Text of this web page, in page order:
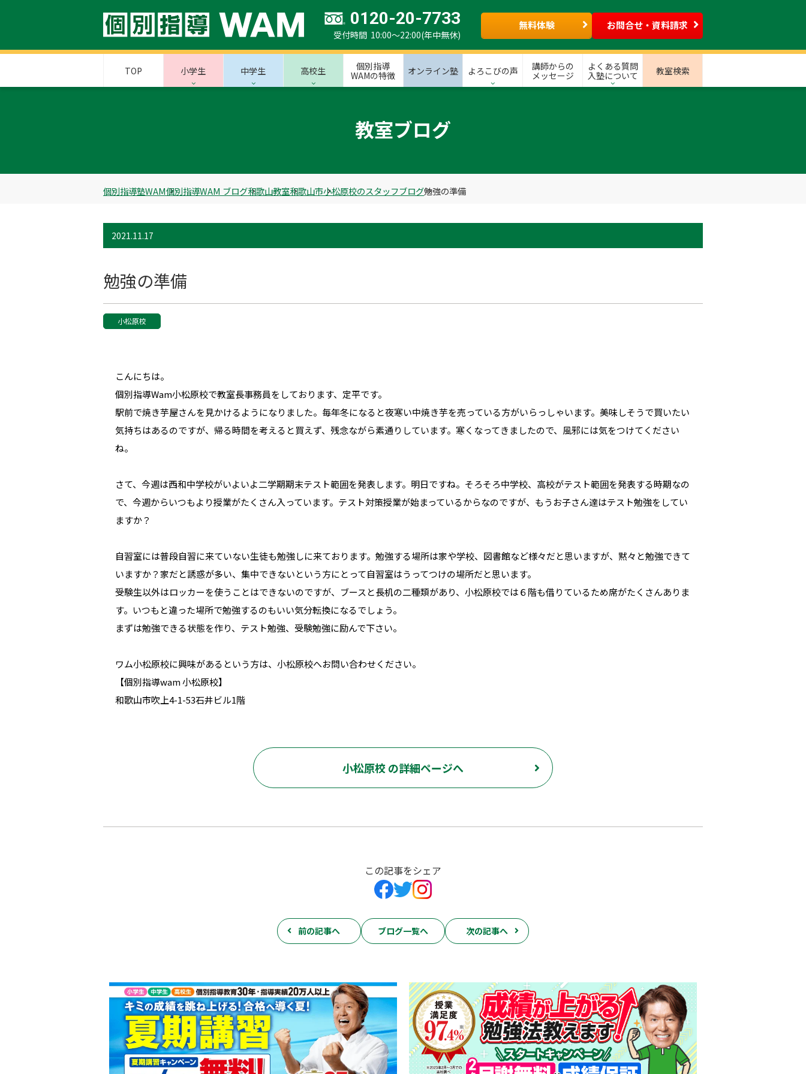
0120-20-7733
受付時間 10:00～22:00(年中無休)
無料体験 お問合せ・資料請求
TOP 小学生 中学生 高校生
個別指導
WAMの特徴
オンライン塾 よろこびの声
講師からの
メッセージ
よくある質問
入塾について
教室検索
教室ブログ
個別指導塾WAM個別指導WAM ブログ和歌山教室和歌山市小松原校のスタッフブログ勉強の準備
2021.11.17
勉強の準備
小松原校
こんにちは。
個別指導Wam小松原校で教室長事務員をしております、定平です。
駅前で焼き芋屋さんを見かけるようになりました。毎年冬になると夜寒い中焼き芋を売っている方がいらっしゃいます。美味しそうで買いたい
気持ちはあるのですが、帰る時間を考えると買えず、残念ながら素通りしています。寒くなってきましたので、風邪には気をつけてください
ね。
さて、今週は西和中学校がいよいよ二学期期末テスト範囲を発表します。明日ですね。そろそろ中学校、高校がテスト範囲を発表する時期なの
で、今週からいつもより授業がたくさん入っています。テスト対策授業が始まっているからなのですが、もうお子さん達はテスト勉強をしてい
ますか？
自習室には普段自習に来ていない生徒も勉強しに来ております。勉強する場所は家や学校、図書館など様々だと思いますが、黙々と勉強できて
いますか？家だと誘惑が多い、集中できないという方にとって自習室はうってつけの場所だと思います。
受験生以外はロッカーを使うことはできないのですが、ブースと長机の二種類があり、小松原校では６階も借りているため席がたくさんありま
す。いつもと違った場所で勉強するのもいい気分転換になるでしょう。
まずは勉強できる状態を作り、テスト勉強、受験勉強に励んで下さい。
ワム小松原校に興味があるという方は、小松原校へお問い合わせください。
【個別指導wam 小松原校】
和歌山市吹上4-1-53石井ビル1階
小松原校 の詳細ページへ
この記事をシェア
前の記事へ ブログ一覧へ 次の記事へ